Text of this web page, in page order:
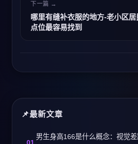
下一篇 →
哪里有缝补衣服的地方-老小区
点位最容易找到
最新文章
男生身高166是什么概念：视觉